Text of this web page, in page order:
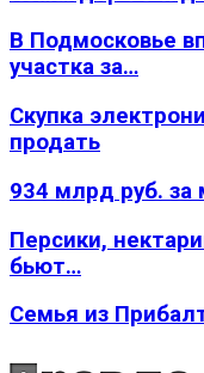
В Подмосковье
участка за…
Скупка
продать
934 млрд руб.
Персики,
бьют…
Семья из